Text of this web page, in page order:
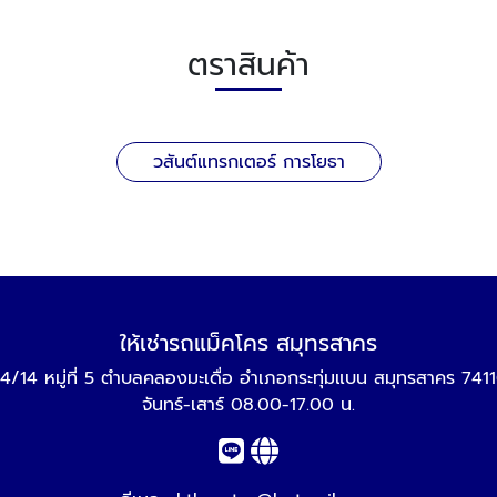
ตราสินค้า
วสันต์แทรกเตอร์ การโยธา
ให้เช่ารถแม็คโคร สมุทรสาคร
14 หมู่ที่ 5 ตำบลคลองมะเดื่อ อำเภอกระทุ่มแบน สมุทรสาคร
จันทร์-เสาร์ 08.00-17.00 น.